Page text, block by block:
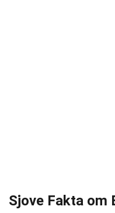
Sjove Fakta om